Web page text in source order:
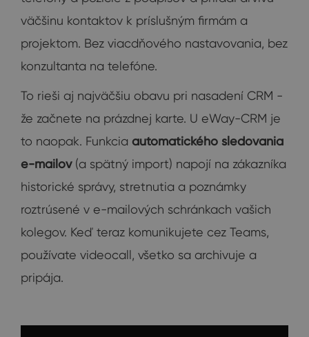
väčšinu kontaktov k príslušným firmám a
projektom. Bez viacdňového nastavovania, bez
konzultanta na telefóne.
To rieši aj najväčšiu obavu pri nasadení CRM -
že začnete na prázdnej karte. U eWay-CRM je
to naopak. Funkcia automatického sledovania
e-mailov(a spätný import) napojí na zákazníka
historické správy, stretnutia a poznámky
roztrúsené v e-mailových schránkach vašich
kolegov. Keď teraz komunikujete cez Teams,
používate videocall, všetko sa archivuje a
pripája.